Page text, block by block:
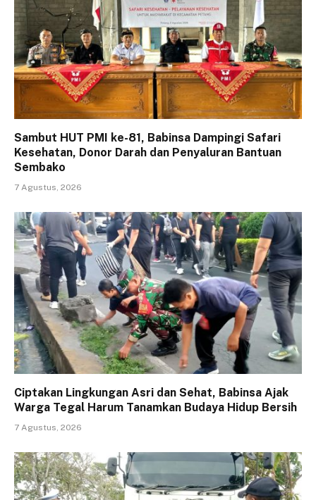
Sambut HUT PMI ke-81, Babinsa Dampingi Safari
Kesehatan, Donor Darah dan Penyaluran Bantuan
Sembako
7 Agustus, 2026
Ciptakan Lingkungan Asri dan Sehat, Babinsa Ajak
Warga Tegal Harum Tanamkan Budaya Hidup Bersih
7 Agustus, 2026